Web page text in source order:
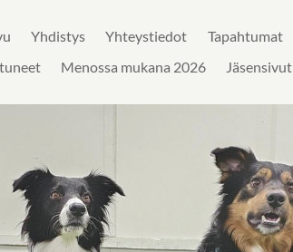
Yhdistys Yhteystiedot Tapahtumat
Menossa mukana 2026 Jäsensivut